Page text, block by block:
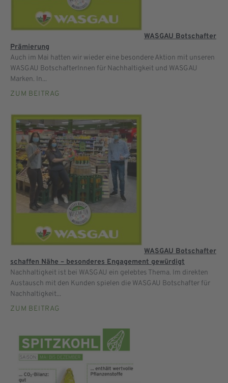
WASGAU Botschafter
Prämierung
Auch im Mai hatten wir wieder eine besondere Aktion mit unseren
WASGAU BotschafterInnen für Nachhaltigkeit und WASGAU
Marken. In...
ZUM BEITRAG
WASGAU Botschafter
schaffen Nähe – besonderes Engagement gewürdigt
Nachhaltigkeit ist bei WASGAU ein gelebtes Thema. Im direkten
Austausch mit den Kunden spielen die WASGAU Botschafter für
Nachhaltigkeit...
ZUM BEITRAG